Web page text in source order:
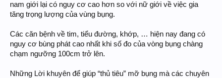
nam giới lại có nguy cơ cao hơn so với nữ giới về việc gia
tăng trọng lượng của vùng bụng.
Các căn bệnh về tim, tiểu đường, khớp, … hiện nay đang có
nguy cơ bùng phát cao nhất khi số đo của vòng bụng chàng
chạm ngưỡng 100cm trở lên.
Những Lời khuyên để giúp “thủ tiêu” mỡ bụng mà các chuyên